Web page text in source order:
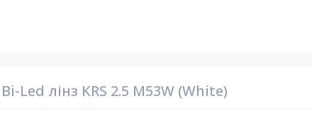
Led лінз KRS 2.5 M53W (White)